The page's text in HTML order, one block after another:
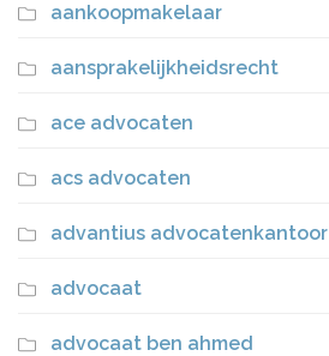
aankoopmakelaar
aansprakelijkheidsrecht
ace advocaten
acs advocaten
advantius advocatenkantoor
advocaat
advocaat ben ahmed